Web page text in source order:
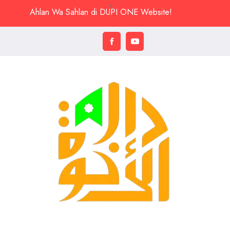
Ahlan Wa Sahlan di DUPI ONE Website!